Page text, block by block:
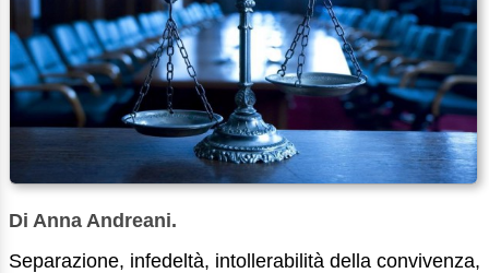
Di Anna Andreani.
Separazione, infedeltà, intollerabilità della convivenza,